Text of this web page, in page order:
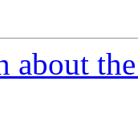
about